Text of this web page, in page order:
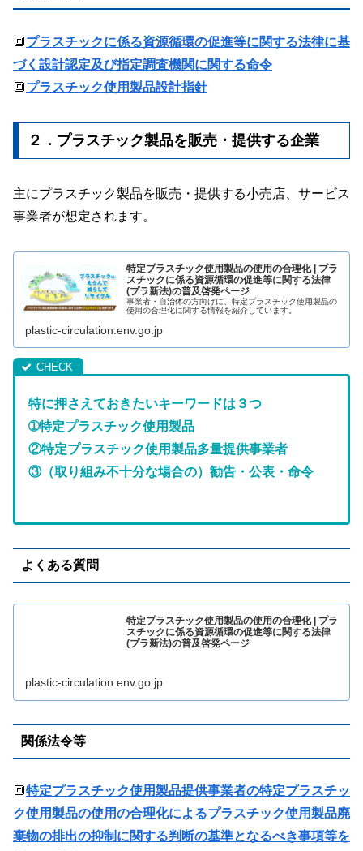
🔳プラスチックに係る資源循環の促進等に関する法律に基
づく設計認定及び指定調査機関に関する命令
🔳プラスチック使用製品設計指針
２．プラスチック製品を販売・提供する企業
主にプラスチック製品を販売・提供する小売店、サービス
事業者が想定されます。
特定プラスチック使用製品の使用の合理化 | プラ
スチックに係る資源循環の促進等に関する法律
(プラ新法)の普及啓発ページ
事業者・自治体の方向けに、特定プラスチック使用製品の
使用の合理化に関する情報を紹介しています。
plastic-circulation.env.go.jp
特に押さえておきたいキーワードは３つ
➀特定プラスチック使用製品
②特定プラスチック使用製品多量提供事業者
③（取り組み不十分な場合の）勧告・公表・命令
よくある質問
特定プラスチック使用製品の使用の合理化 | プラ
スチックに係る資源循環の促進等に関する法律
(プラ新法)の普及啓発ページ
plastic-circulation.env.go.jp
関係法令等
🔳特定プラスチック使用製品提供事業者の特定プラスチッ
ク使用製品の使用の合理化によるプラスチック使用製品廃
棄物の排出の抑制に関する判断の基準となるべき事項等を